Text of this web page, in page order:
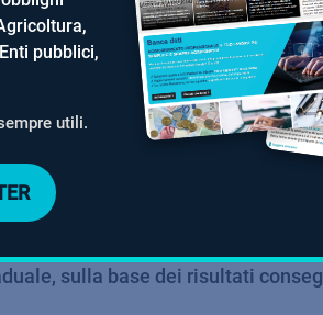
intelligenti (ad esempio,
non siano solo acquistati, ma
addestramento);
cliniche elettroniche; Sistemi di
pericolose; Droni in attività
immersive (ad esempio,
ritenuti validi.
sulla base dei risultati
pubblici,
utili.